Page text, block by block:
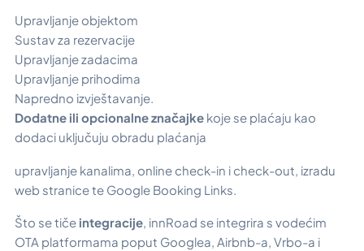
Upravljanje objektom
Sustav za rezervacije
Upravljanje zadacima
Upravljanje prihodima
Napredno izvještavanje.
Dodatne ili opcionalne značajke koje se plaćaju kao
dodaci uključuju obradu plaćanja
upravljanje kanalima, online check-in i check-out, izradu
web stranice te Google Booking Links.
Što se tiče integracije, innRoad se integrira s vodećim
OTA platformama poput Googlea, Airbnb-a, Vrbo-a i